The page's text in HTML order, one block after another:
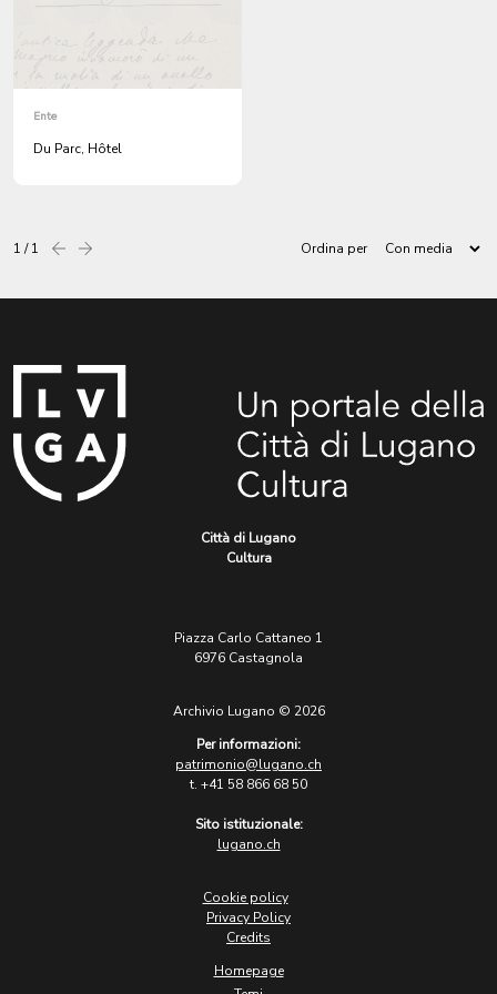
Ente
Du Parc, Hôtel
1 / 1 Precedentesuccessiva Ordina per
Città di Lugano
Cultura
Piazza Carlo Cattaneo 1
6976 Castagnola
Archivio Lugano © 2026
Per informazioni:
patrimonio@lugano.ch
t. +41 58 866 68 50
Sito istituzionale:
lugano.ch
Cookie policy
Privacy Policy
Credits
Homepage